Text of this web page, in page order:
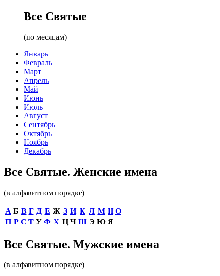
Все Святые
(по месяцам)
Январь
Февраль
Март
Апрель
Май
Июнь
Июль
Август
Сентябрь
Октябрь
Ноябрь
Декабрь
Все Святые. Женские имена
(в алфавитном порядке)
А Б В Г Д Е Ж З И К Л М Н О
П Р С Т У Ф Х Ц Ч Ш Э Ю Я
Все Святые. Мужские имена
(в алфавитном порядке)